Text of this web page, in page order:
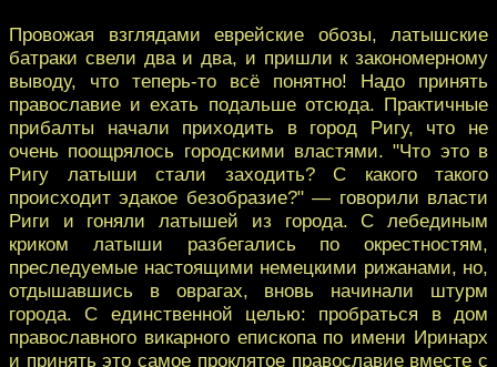
Провожая взглядами еврейские обозы, латышские
батраки свели два и два, и пришли к закономерному
выводу, что теперь-то всё понятно! Надо принять
православие и ехать подальше отсюда. Практичные
прибалты начали приходить в город Ригу, что не
очень поощрялось городскими властями. "Что это в
Ригу латыши стали заходить? С какого такого
происходит эдакое безобразие?" — говорили власти
Риги и гоняли латышей из города. С лебединым
криком латыши разбегались по окрестностям,
преследуемые настоящими немецкими рижанами, но,
отдышавшись в оврагах, вновь начинали штурм
города. С единственной целью: пробраться в дом
православного викарного епископа по имени Иринарх
и принять это самое проклятое православие вместе с